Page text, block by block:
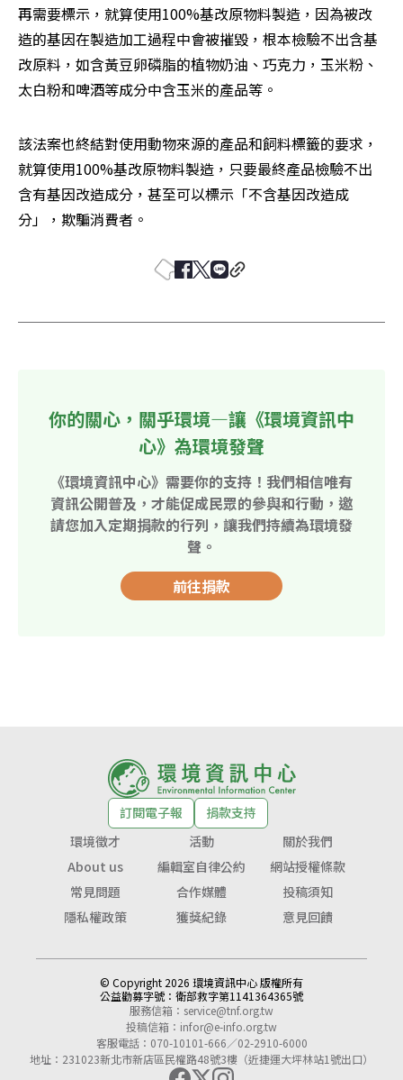
再需要標示，就算使用100%基改原物料製造，因為被改
造的基因在製造加工過程中會被摧毀，根本檢驗不出含基
改原料，如含黃豆卵磷脂的植物奶油、巧克力，玉米粉、
太白粉和啤酒等成分中含玉米的產品等。
該法案也終結對使用動物來源的產品和飼料標籤的要求，
就算使用100%基改原物料製造，只要最終產品檢驗不出
含有基因改造成分，甚至可以標示「不含基因改造成
分」，欺騙消費者。
你的關心，關乎環境—讓《環境資訊中
心》為環境發聲
《環境資訊中心》需要你的支持！我們相信唯有
資訊公開普及，才能促成民眾的參與和行動，邀
請您加入定期捐款的行列，讓我們持續為環境發
聲。
前往捐款
訂閱電子報
捐款支持
環境徵才
活動
關於我們
About us
編輯室自律公約
網站授權條款
常見問題
合作媒體
投稿須知
隱私權政策
獲獎紀錄 意見回饋
© Copyright 2026 環境資訊中心 版權所有
公益勸募字號： 衛部救字第1141364365號
服務信箱： service@tnf.org.tw
投稿信箱： infor@e-info.org.tw
客服電話：070-10101-666／02-2910-6000
地址：231023新北市新店區民權路48號3樓（近捷運大坪林站1號出口）